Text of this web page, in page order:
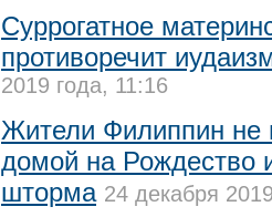
Суррогатное
противоречит
2019 года, 11:16
Жители Филиппин не
домой на Рождество
шторма 24 декабря